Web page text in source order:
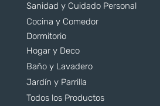
Sanidad y Cuidado Personal
Cocina y Comedor
Dormitorio
Hogar y Deco
Baño y Lavadero
Jardín y Parrilla
Todos los Productos